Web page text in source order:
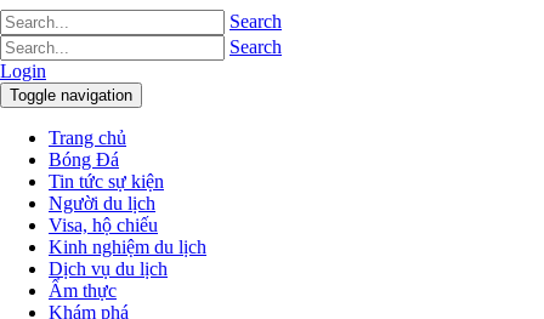
Search
Search
Login
Toggle navigation
Trang chủ
Bóng Đá
Tin tức sự kiện
Người du lịch
Visa, hộ chiếu
Kinh nghiệm du lịch
Dịch vụ du lịch
Ẩm thực
Khám phá